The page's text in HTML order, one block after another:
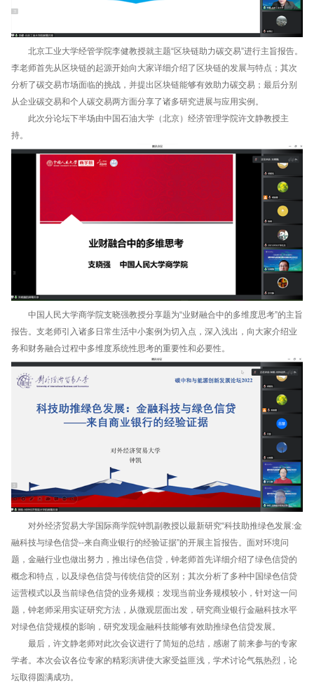
北京工业大学经管学院李健教授就主题“区块链助力碳交易”进行主旨报告。
李老师首先从区块链的起源开始向大家详细介绍了区块链的发展与特点；其次
分析了碳交易市场面临的挑战，并提出区块链能够有效助力碳交易；最后分别
从企业碳交易和个人碳交易两方面分享了诸多研究进展与应用实例。
此次分论坛下半场由中国石油大学（北京）经济管理学院许文静教授主
持。
中国人民大学商学院支晓强教授分享题为“业财融合中的多维度思考”的主旨
报告。支老师引入诸多日常生活中小案例为切入点，深入浅出，向大家介绍业
务和财务融合过程中多维度系统性思考的重要性和必要性。
对外经济贸易大学国际商学院钟凯副教授以最新研究“科技助推绿色发展:金
融科技与绿色信贷--来自商业银行的经验证据”的开展主旨报告。面对环境问
题，金融行业也做出努力，推出绿色信贷，钟老师首先详细介绍了绿色信贷的
概念和特点，以及绿色信贷与传统信贷的区别；其次分析了多种中国绿色信贷
运营模式以及当前绿色信贷的业务规模；发现当前业务规模较小，针对这一问
题，钟老师采用实证研究方法，从微观层面出发，研究商业银行金融科技水平
对绿色信贷规模的影响，研究发现金融科技能够有效助推绿色信贷发展。
最后，许文静老师对此次会议进行了简短的总结，感谢了前来参与的专家
学者。本次会议各位专家的精彩演讲使大家受益匪浅，学术讨论气氛热烈，论
坛取得圆满成功。